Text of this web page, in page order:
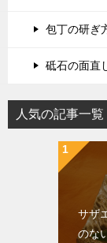
包丁の研ぎ
砥石の面直
人気の記事一覧
サザ
のな